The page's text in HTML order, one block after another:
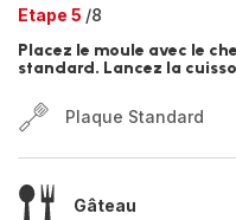
Etape 5 /8
Placez le moule avec le
standard. Lancez la
Plaque Standard
Gâteau